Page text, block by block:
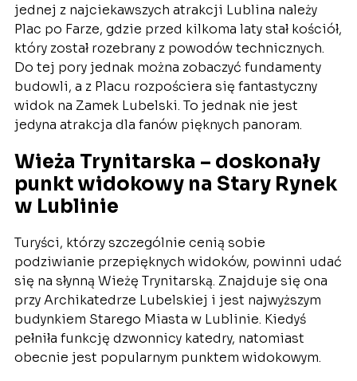
jednej z najciekawszych atrakcji Lublina należy
Plac po Farze, gdzie przed kilkoma laty stał kościół,
który został rozebrany z powodów technicznych.
Do tej pory jednak można zobaczyć fundamenty
budowli, a z Placu rozpościera się fantastyczny
widok na Zamek Lubelski. To jednak nie jest
jedyna atrakcja dla fanów pięknych panoram.
Wieża Trynitarska – doskonały
punkt widokowy na Stary Rynek
w Lublinie
Turyści, którzy szczególnie cenią sobie
podziwianie przepięknych widoków, powinni udać
się na słynną Wieżę Trynitarską. Znajduje się ona
przy Archikatedrze Lubelskiej i jest najwyższym
budynkiem Starego Miasta w Lublinie. Kiedyś
pełniła funkcję dzwonnicy katedry, natomiast
obecnie jest popularnym punktem widokowym.